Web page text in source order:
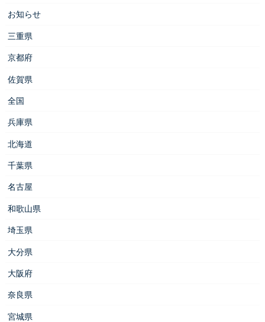
お知らせ
三重県
京都府
佐賀県
全国
兵庫県
北海道
千葉県
名古屋
和歌山県
埼玉県
大分県
大阪府
奈良県
宮城県